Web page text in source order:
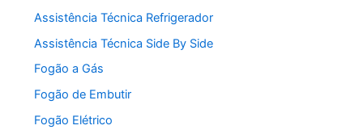
Assistência Técnica Refrigerador
Assistência Técnica Side By Side
Fogão a Gás
Fogão de Embutir
Fogão Elétrico